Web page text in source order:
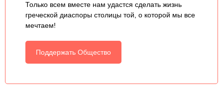
Только всем вместе нам удастся сделать жизнь
греческой диаспоры столицы той, о которой мы все
мечтаем!
Поддержать Общество